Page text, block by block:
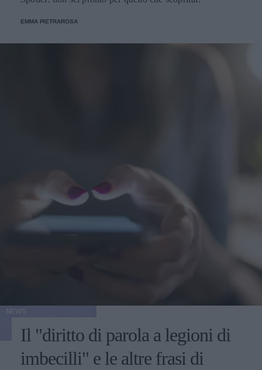
EMMA PIETRAROSA
Il "diritto di parola a legioni di
imbecilli" e le altre frasi di